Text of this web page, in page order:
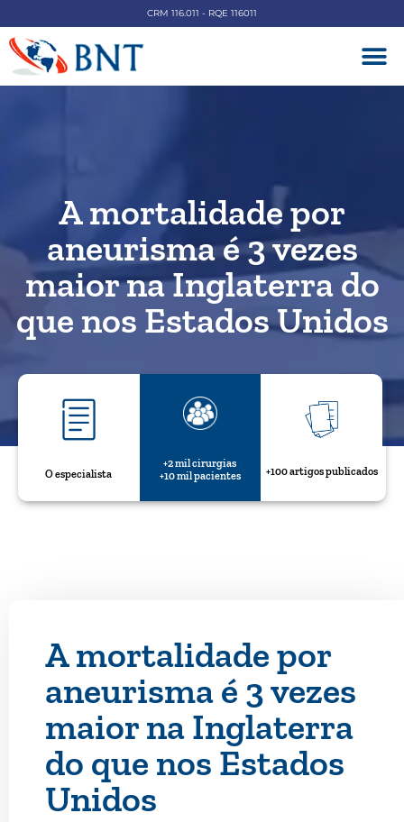
CRM 116.011 - RQE 116011
A mortalidade por
aneurisma é 3 vezes
maior na Inglaterra do
que nos Estados Unidos
O especialista
+2 mil cirurgias
+10 mil pacientes
+100 artigos publicados
A mortalidade por
aneurisma é 3 vezes
maior na Inglaterra
do que nos Estados
Unidos